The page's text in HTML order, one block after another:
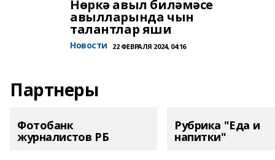
Нөркә авыл биләмәсе
авылларында чын
талантлар яши
Новости 22 ФЕВРАЛЯ 2024, 04:16
Партнеры
Фотобанк
журналистов РБ
Рубрика "Еда и
напитки"